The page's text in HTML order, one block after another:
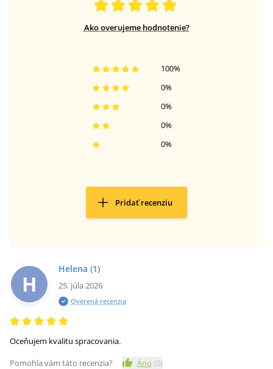
Ako overujeme hodnotenie?
0%
0%
0%
0%
100%
Pridať recenziu
H
Helena (1)
25. júla 2026
Overená recenzia
Oceňujem kvalitu spracovania.
Pomohla vám táto recenzia?
Áno (0)